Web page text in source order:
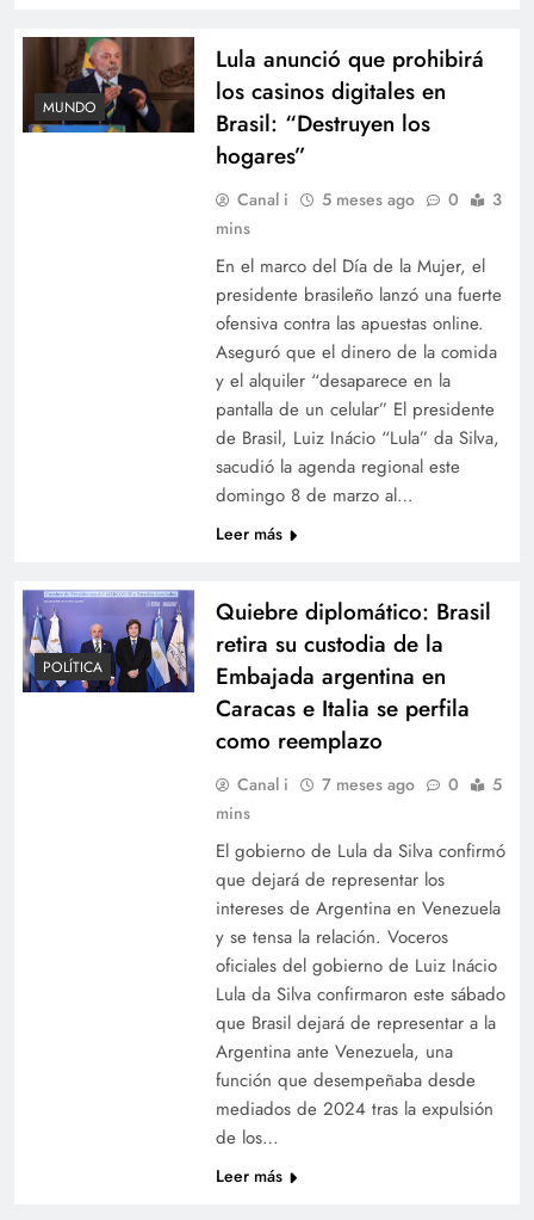
MUNDO
Lula anunció que prohibirá
los casinos digitales en
Brasil: “Destruyen los
hogares”
Canal i 5 meses ago 0
3
mins
En el marco del Día de la Mujer, el
presidente brasileño lanzó una fuerte
ofensiva contra las apuestas online.
Aseguró que el dinero de la comida
y el alquiler “desaparece en la
pantalla de un celular” El presidente
de Brasil, Luiz Inácio “Lula” da Silva,
sacudió la agenda regional este
domingo 8 de marzo al…
Leer más
POLÍTICA
Quiebre diplomático: Brasil
retira su custodia de la
Embajada argentina en
Caracas e Italia se perfila
como reemplazo
Canal i 7 meses ago 0
5
mins
El gobierno de Lula da Silva confirmó
que dejará de representar los
intereses de Argentina en Venezuela
y se tensa la relación. Voceros
oficiales del gobierno de Luiz Inácio
Lula da Silva confirmaron este sábado
que Brasil dejará de representar a la
Argentina ante Venezuela, una
función que desempeñaba desde
mediados de 2024 tras la expulsión
de los…
Leer más